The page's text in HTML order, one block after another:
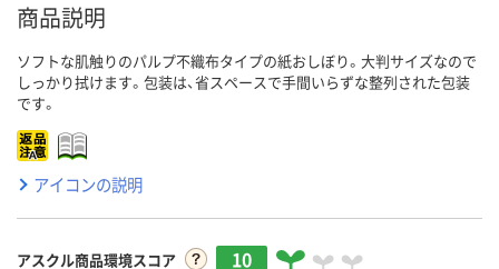
商品説明
ソフトな肌触りのパルプ不織布タイプの紙おしぼり。大判サイズなので
しっかり拭けます。包装は、省スペースで手間いらずな整列された包装
です。
アイコンの説明
アスクル商品環境スコア 10